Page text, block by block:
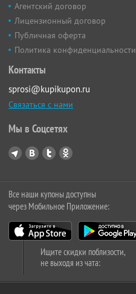
Агентский договор
Лицензионный договор
Публичная оферта
Политика конфиденциальности
Контакты
sprosi@kupikupon.ru
Связаться с нами
Мы в Соцсетях
Все наши купоны доступны
через Мобильное Приложение:
Ищите скидки поблизости,
не выходя из чата: